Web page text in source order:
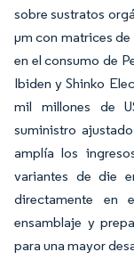
sobre sustratos
μm con matrices de
en el consumo de
Ibiden y Shinko
mil millones de
suministro
amplía los
variantes de die
directamente en
ensamblaje y
para una mayor